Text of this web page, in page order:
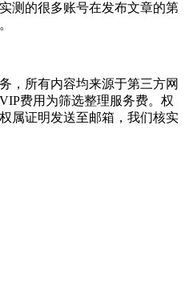
测的很多账号在发布文章的第
，所有内容均来源于第三方网
费用为筛选整理服务费。权
属证明发送至邮箱，我们核实